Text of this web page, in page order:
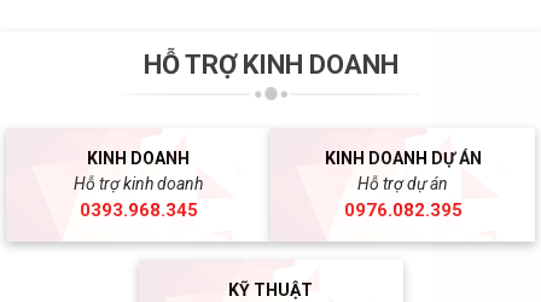
HỖ TRỢ KINH DOANH
KINH DOANH
Hỗ trợ kinh doanh
0393.968.345
KINH DOANH DỰ ÁN
Hỗ trợ dự án
0976.082.395
KỸ THUẬT